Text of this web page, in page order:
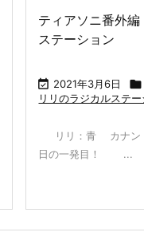
ティアソニ番外
ステーション
 2021年3月6日 
リリのラジカルステ
リリ：青 カナ
日の一発目！ ...